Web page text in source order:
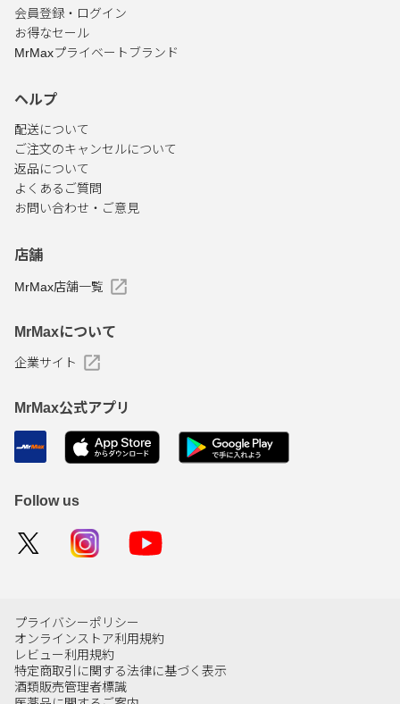
会員登録・ログイン
お得なセール
MrMaxプライベートブランド
ヘルプ
配送について
ご注文のキャンセルについて
返品について
よくあるご質問
お問い合わせ・ご意見
店舗
MrMax店舗一覧
MrMaxについて
企業サイト
MrMax公式アプリ
Follow us
プライバシーポリシー
オンラインストア利用規約
レビュー利用規約
特定商取引に関する法律に基づく表示
酒類販売管理者標識